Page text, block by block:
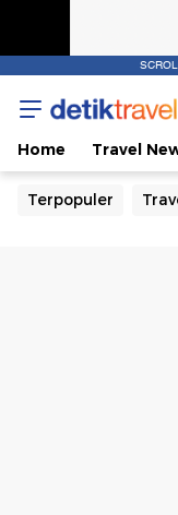
Home Travel
Terpopuler